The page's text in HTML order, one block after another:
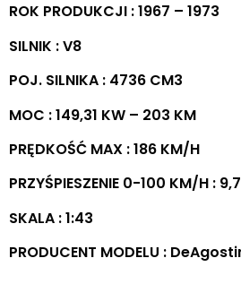
ROK PRODUKCJI : 1967 – 1973
SILNIK : V8
POJ. SILNIKA : 4736 CM3
MOC : 149,31 KW – 203 KM
PRĘDKOŚĆ MAX : 186 KM/H
PRZYŚPIESZENIE 0-100 KM/H :
SKALA : 1:43
PRODUCENT MODELU :